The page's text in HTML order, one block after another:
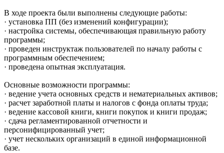
В ходе проекта были выполнены следующие работы:
· установка ПП (без изменений конфигурации);
· настройка системы, обеспечивающая правильную работу
программы;
· проведен инструктаж пользователей по началу работы с
программным обеспечением;
· проведена опытная эксплуатация.
Основные возможности программы:
· ведение учета основных средств и нематериальных активов;
· расчет заработной платы и налогов с фонда оплаты труда;
· ведение кассовой книги, книги покупок и книги продаж;
· сдача регламентированной отчетности и
персонифицированный учет;
· учет нескольких организаций в единой информационной
базе.